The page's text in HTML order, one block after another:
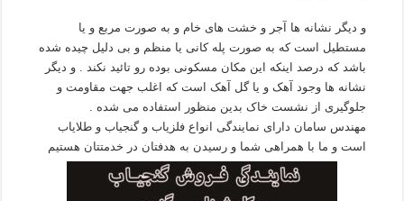
و دیگر نشانه ها آجر و خشت های خام و به صورت مربع و یا
مستطیل است که به صورت پله کانی یا منظم و بی دلیل چیده شده
باشد که درصد اینکه این مکان مسکونی بوده رو تائید نکند . و دیگر
نشانه ها وجود آهک و یا گل آهک است که اغلب جهت مقاومت و
جلوگیری از نشست خاک بدین منظور استفاده می شده .
مهندس سامان دارای نمایندگی انواع فلزیاب و گنجیاب و طلایاب
است و ما با همراهی شما و رسیدن به هدفتان در خدمتتان هستیم